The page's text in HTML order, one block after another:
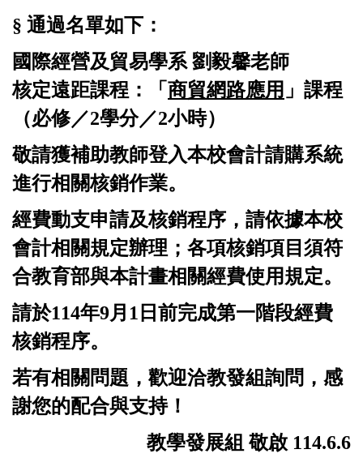
§ 通過名單如下：
國際經營及貿易學系 劉毅馨老師
核定遠距課程：「 商貿網路應用 」課程
（必修／2學分／2小時）
敬請獲補助教師登入本校會計請購系統
進行相關核銷作業。
經費動支申請及核銷程序，請依據本校
會計相關規定辦理；各項核銷項目須符
合教育部與本計畫相關經費使用規定。
請於114年9月1日前完成第一階段經費
核銷程序。
若有相關問題，歡迎洽教發組詢問，感
謝您的配合與支持！
教學發展組 敬啟 114.6.6